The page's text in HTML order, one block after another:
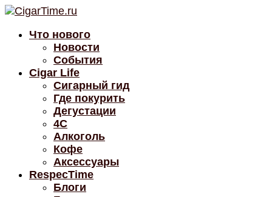
Что нового
Новости
События
Cigar Life
Сигарный гид
Где покурить
Дегустации
4C
Алкоголь
Кофе
Аксессуары
RespecTime
Блоги